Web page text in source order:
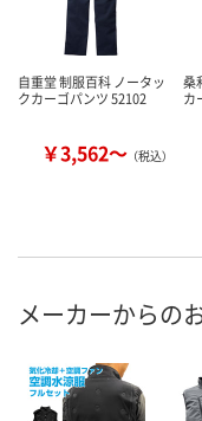
自重堂 制服百科 ノータッ
クカーゴパンツ 52102
￥3,562～ （税込）
桑
カ
メーカーからの